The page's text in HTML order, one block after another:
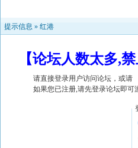
提示信息 » 红港
【论坛人数太多,
请直接登录用户访问论坛，或请
如果您已注册,请先登录论坛即可